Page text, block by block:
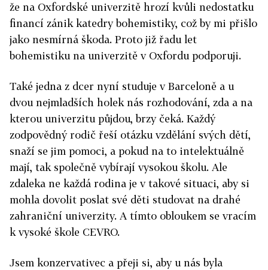
že na Oxfordské univerzitě hrozí kvůli nedostatku
financí zánik katedry bohemistiky, což by mi přišlo
jako nesmírná škoda. Proto již řadu let
bohemistiku na univerzitě v Oxfordu podporuji.
Také jedna z dcer nyní studuje v Barceloně a u
dvou nejmladších holek nás rozhodování, zda a na
kterou univerzitu půjdou, brzy čeká. Každý
zodpovědný rodič řeší otázku vzdělání svých dětí,
snaží se jim pomoci, a pokud na to intelektuálně
mají, tak společně vybírají vysokou školu. Ale
zdaleka ne každá rodina je v takové situaci, aby si
mohla dovolit poslat své děti studovat na drahé
zahraniční univerzity. A tímto obloukem se vracím
k vysoké škole CEVRO.
Jsem konzervativec a přeji si, aby u nás byla